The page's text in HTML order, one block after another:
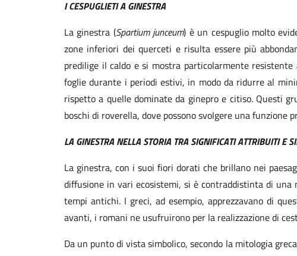
I CESPUGLIETI A GINESTRA
La ginestra (Spartium junceum) è un cespuglio molto
zone inferiori dei querceti e risulta essere più
predilige il caldo e si mostra particolarmente
foglie durante i periodi estivi, in modo da ridurre al
rispetto a quelle dominate da ginepro e citiso. Questi
boschi di roverella, dove possono svolgere una
LA GINESTRA NELLA STORIA TRA SIGNIFICATI ATTRIBUITI E
La ginestra, con i suoi fiori dorati che brillano nei
diffusione in vari ecosistemi, si è contraddistinta di
tempi antichi. I greci, ad esempio, apprezzavano di
avanti, i romani ne usufruirono per la realizzazione di
Da un punto di vista simbolico, secondo la mitologia